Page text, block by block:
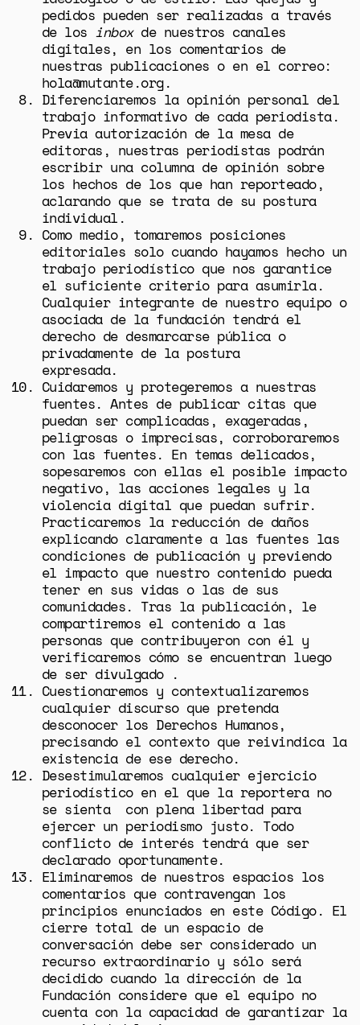
HERRAMIENTAS
SOBRE MUTANTE
DONACIONES
ESPECIALES
pedidos pueden ser realizadas a través
de los inboxde nuestros canales
digitales, en los comentarios de
nuestras publicaciones o en el correo:
hola@mutante.org.
Diferenciaremos la opinión personal del
trabajo informativo de cada periodista.
Previa autorización de la mesa de
editoras, nuestras periodistas podrán
escribir una columna de opinión sobre
los hechos de los que han reporteado,
aclarando que se trata de su postura
individual.
Como medio, tomaremos posiciones
editoriales solo cuando hayamos hecho un
trabajo periodístico que nos garantice
el suficiente criterio para asumirla.
Cualquier integrante de nuestro equipo o
asociada de la fundación tendrá el
derecho de desmarcarse pública o
privadamente de la postura
expresada.
Cuidaremos y protegeremos a nuestras
fuentes. Antes de publicar citas que
puedan ser complicadas, exageradas,
peligrosas o imprecisas, corroboraremos
con las fuentes. En temas delicados,
sopesaremos con ellas el posible impacto
negativo, las acciones legales y la
violencia digital que puedan sufrir.
Practicaremos la reducción de daños
explicando claramente a las fuentes las
condiciones de publicación y previendo
el impacto que nuestro contenido pueda
tener en sus vidas o las de sus
comunidades. Tras la publicación, le
compartiremos el contenido a las
personas que contribuyeron con él y
verificaremos cómo se encuentran luego
de ser divulgado .
Cuestionaremos y contextualizaremos
cualquier discurso que pretenda
desconocer los Derechos Humanos,
precisando el contexto que reivindica la
existencia de ese derecho.
Desestimularemos cualquier ejercicio
periodístico en el que la reportera no
se sienta con plena libertad para
ejercer un periodismo justo. Todo
conflicto de interés tendrá que ser
declarado oportunamente.
Eliminaremos de nuestros espacios los
comentarios que contravengan los
principios enunciados en este Código. El
cierre total de un espacio de
conversación debe ser considerado un
recurso extraordinario y sólo será
decidido cuando la dirección de la
Fundación considere que el equipo no
cuenta con la capacidad de garantizar la